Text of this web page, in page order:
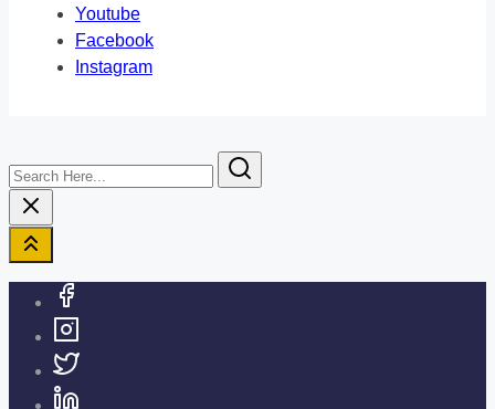
Youtube
Facebook
Instagram
Search
Here...